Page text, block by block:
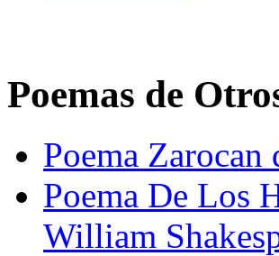
Poemas de
Poema
Poema De Los
William